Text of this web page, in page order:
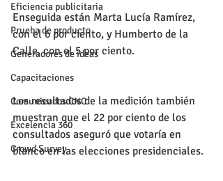
Eficiencia publicitaria
Prueba de producto
Generadores de ideas
Capacitaciones
Comunicados CNC
Excelencia 360
Crowd Survey
Enseguida están Marta Lucía Ramírez,
con el 6 por ciento, y Humberto de la
Calle, con el 5 por ciento.
Los resultados de la medición también
muestran que el 22 por ciento de los
consultados aseguró que votaría en
blanco en las elecciones presidenciales.